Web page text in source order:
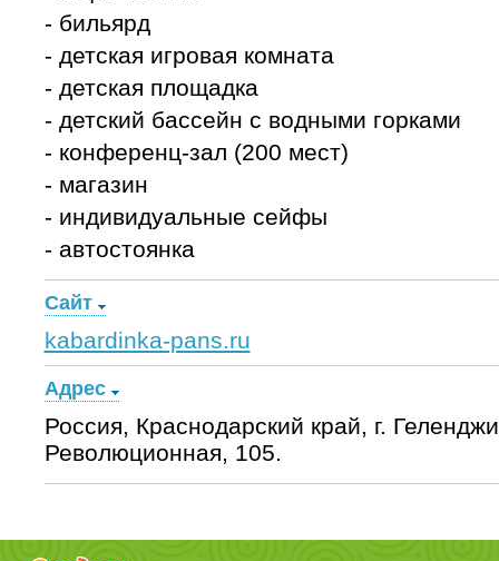
- бильярд
- детская игровая комната
- детская площадка
- детский бассейн с водными горками
- конференц-зал (200 мест)
- магазин
- индивидуальные сейфы
- автостоянка
Сайт
kabardinka-pans.ru
Адрес
Россия, Краснодарский край, г.
Революционная, 105.